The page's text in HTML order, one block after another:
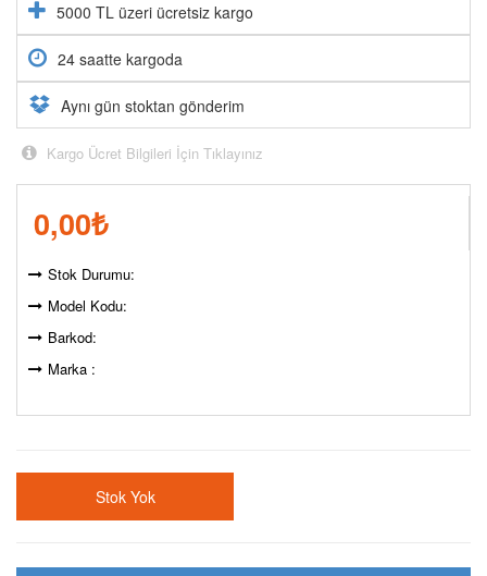
5000 TL üzeri ücretsiz kargo
24 saatte kargoda
Aynı gün stoktan gönderim
Kargo Ücret Bilgileri İçin Tıklayınız
0,00₺
Stok Durumu:
Model Kodu:
Barkod:
Marka :
Stok Yok